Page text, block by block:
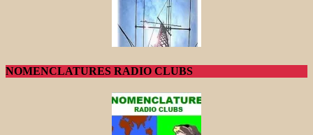
NOMENCLATURES RADIO CLUBS